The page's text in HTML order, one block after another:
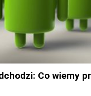
Co wiemy